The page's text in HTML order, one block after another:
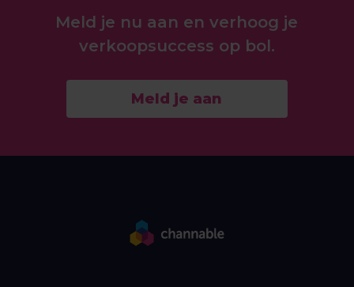
Meld je nu aan en verhoog je
verkoopsuccess op bol.
Meld je aan